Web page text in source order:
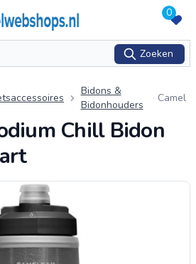
0
Zoeken
Bidons &
Bidonhouders
Camel
dium C
hill Bid
wart
Chill Bidon